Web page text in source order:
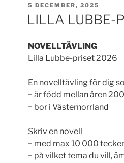
PUBLICERAT
5 DECEMBER, 2025
LILLA LUBBE-
NOVELLTÄVLING
Lilla Lubbe-priset 2026
En novelltävling för dig
− är född mellan åren
− bor i Västernorrland
Skriv en novell
− med max 10 000
− på vilket tema du vill,